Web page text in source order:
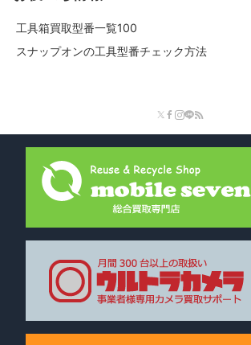
工具箱買取型番一覧100
スナップオンの工具型番チェック方法